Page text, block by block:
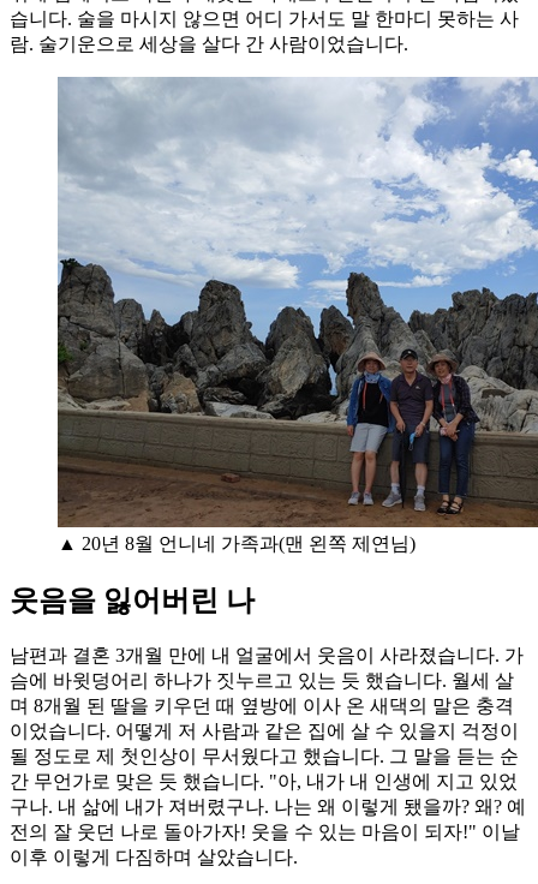
습니다. 술을 마시지 않으면 어디 가서도 말 한마디 못하는 사
람. 술기운으로 세상을 살다 간 사람이었습니다.
▲ 20년 8월 언니네 가족과(맨 왼쪽 제연님)
웃음을 잃어버린 나
남편과 결혼 3개월 만에 내 얼굴에서 웃음이 사라졌습니다. 가
슴에 바윗덩어리 하나가 짓누르고 있는 듯 했습니다. 월세 살
며 8개월 된 딸을 키우던 때 옆방에 이사 온 새댁의 말은 충격
이었습니다. 어떻게 저 사람과 같은 집에 살 수 있을지 걱정이
될 정도로 제 첫인상이 무서웠다고 했습니다. 그 말을 듣는 순
간 무언가로 맞은 듯 했습니다. "아, 내가 내 인생에 지고 있었
구나. 내 삶에 내가 져버렸구나. 나는 왜 이렇게 됐을까? 왜? 예
전의 잘 웃던 나로 돌아가자! 웃을 수 있는 마음이 되자!" 이날
이후 이렇게 다짐하며 살았습니다.